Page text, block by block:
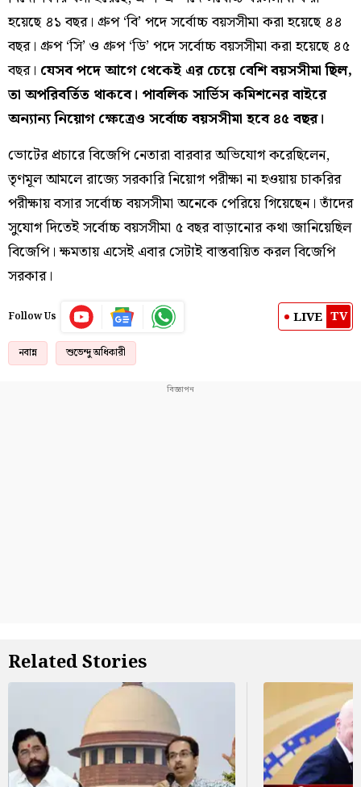
হয়েছে ৪১ বছর। গ্রুপ ‘বি’ পদে সর্বোচ্চ বয়সসীমা করা হয়েছে ৪৪
বছর। গ্রুপ ‘সি’ ও গ্রুপ ‘ডি’ পদে সর্বোচ্চ বয়সসীমা করা হয়েছে ৪৫
বছর। যেসব পদে আগে থেকেই এর চেয়ে বেশি বয়সসীমা ছিল,
তা অপরিবর্তিত থাকবে। পাবলিক সার্ভিস কমিশনের বাইরে
অন্যান্য নিয়োগ ক্ষেত্রেও সর্বোচ্চ বয়সসীমা হবে ৪৫ বছর।
ভোটের প্রচারে বিজেপি নেতারা বারবার অভিযোগ করেছিলেন,
তৃণমূল আমলে রাজ্যে সরকারি নিয়োগ পরীক্ষা না হওয়ায় চাকরির
পরীক্ষায় বসার সর্বোচ্চ বয়সসীমা অনেকে পেরিয়ে গিয়েছেন। তাঁদের
সুযোগ দিতেই সর্বোচ্চ বয়সসীমা ৫ বছর বাড়ানোর কথা জানিয়েছিল
বিজেপি। ক্ষমতায় এসেই এবার সেটাই বাস্তবায়িত করল বিজেপি
সরকার।
Follow Us LIVE TV
নবান্ন শুভেন্দু অধিকারী
Related Stories